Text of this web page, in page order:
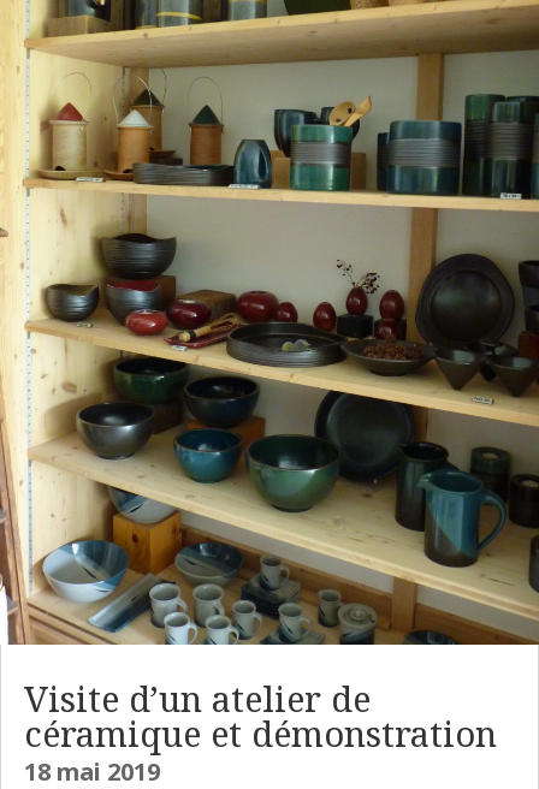
Visite d’un atelier de
céramique et démonstration
18 mai 2019